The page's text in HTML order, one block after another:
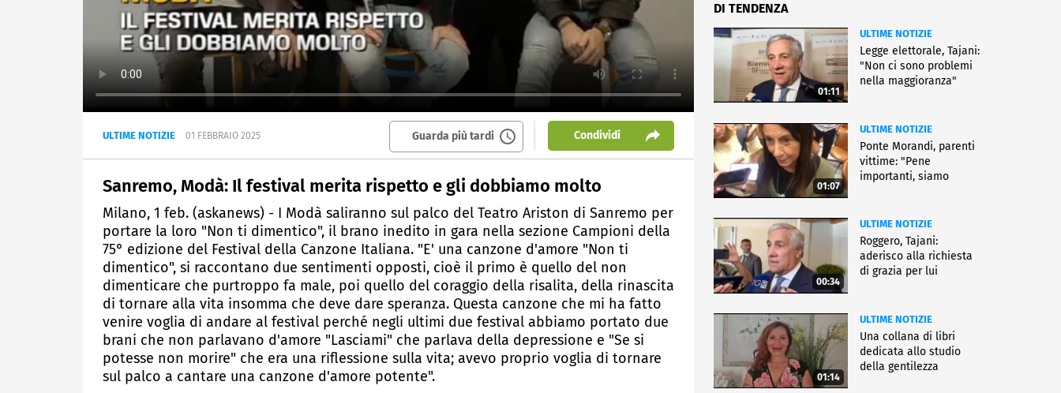
ULTIME NOTIZIE 01 FEBBRAIO 2025 Guarda più tardi Condividi
Sanremo, Modà: Il festival merita rispetto e gli dobbiamo molto
Milano, 1 feb. (askanews) - I Modà saliranno sul palco del Teatro Ariston di Sanremo per
portare la loro "Non ti dimentico", il brano inedito in gara nella sezione Campioni della
75° edizione del Festival della Canzone Italiana. "E' una canzone d'amore "Non ti
dimentico", si raccontano due sentimenti opposti, cioè il primo è quello del non
dimenticare che purtroppo fa male, poi quello del coraggio della risalita, della rinascita
di tornare alla vita insomma che deve dare speranza. Questa canzone che mi ha fatto
venire voglia di andare al festival perché negli ultimi due festival abbiamo portato due
brani che non parlavano d'amore "Lasciami" che parlava della depressione e "Se si
potesse non morire" che era una riflessione sulla vita; avevo proprio voglia di tornare
sul palco a cantare una canzone d'amore potente".
DI TENDENZA
01:11
ULTIME NOTIZIE
Legge elettorale, Tajani:
"Non ci sono problemi
nella maggioranza"
01:07
ULTIME NOTIZIE
Ponte Morandi, parenti
vittime: "Pene
importanti, siamo
00:34
ULTIME NOTIZIE
Roggero, Tajani:
aderisco alla richiesta
di grazia per lui
01:14
ULTIME NOTIZIE
Una collana di libri
dedicata allo studio
della gentilezza